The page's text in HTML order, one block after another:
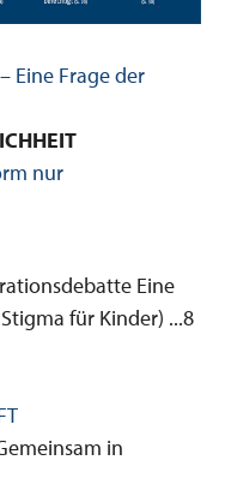
Eine Frage der
nur
Eine
für Kinder) ...8
in